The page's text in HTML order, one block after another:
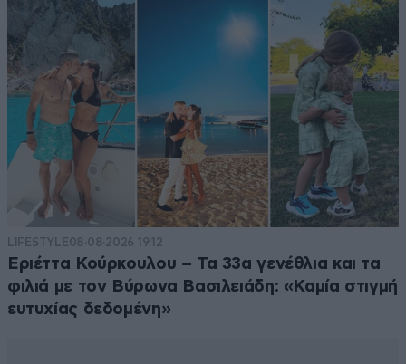
LIFESTYLE08·08·2026 19:12
Εριέττα Κούρκουλου – Τα 33α γενέθλια και τα
φιλιά με τον Βύρωνα Βασιλειάδη: «Καμία στιγμή
ευτυχίας δεδομένη»